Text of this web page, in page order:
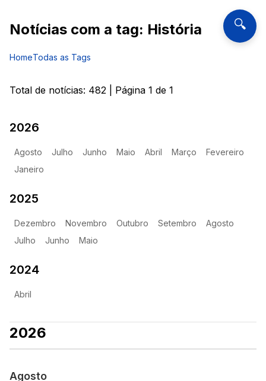
🔍
Notícias com a tag: História
HomeTodas as Tags
Total de notícias: 482 | Página 1 de 1
2026
Agosto Julho Junho Maio Abril Março
Fevereiro
Janeiro
2025
Dezembro Novembro Outubro Setembro
Agosto
Julho
Junho Maio
2024
Abril
2026
Agosto